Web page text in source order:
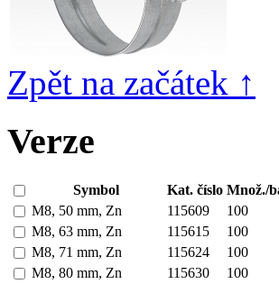
Zpět na začátek ↑
Verze
Symbol Kat. číslo Množ./
M8, 50 mm, Zn
115609 100
M8, 63 mm, Zn
115615 100
M8, 71 mm, Zn
115624 100
M8, 80 mm, Zn
115630 100